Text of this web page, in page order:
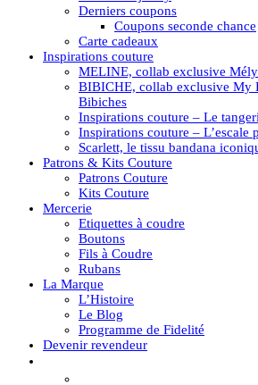
Derniers coupons
Coupons seconde chance
Carte cadeaux
Inspirations couture
MELINE, collab exclusive
BIBICHE, collab exclusive My
Bibiches
Inspirations couture – Le
Inspirations couture – L’escale
Scarlett, le tissu bandana
Patrons & Kits Couture
Patrons Couture
Kits Couture
Mercerie
Etiquettes à coudre
Boutons
Fils à Coudre
Rubans
La Marque
L’Histoire
Le Blog
Programme de Fidelité
Devenir revendeur